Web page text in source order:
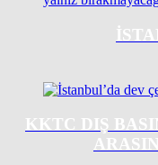
KKTC DIŞ